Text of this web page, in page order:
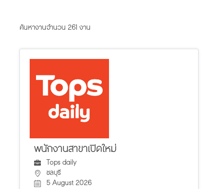
ค้นหางานจำนวน 261 งาน
พนักงานสาขาเปิดใหม่
Tops daily
ชลบุรี
5 August 2026